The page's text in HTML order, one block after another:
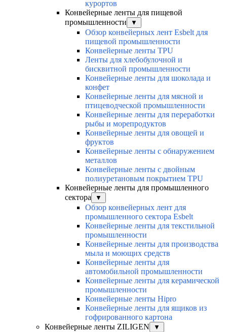
курортов
Конвейерные ленты для пищевой
промышленности
▼
Обзор конвейерных лент Esbelt для
пищевой промышленности
Конвейерные ленты TPU
Ленты для хлебобулочной и
бисквитной промышленности
Конвейерные ленты для шоколада и
конфет
Конвейерные ленты для мясной и
птицеводческой промышленности
Конвейерные ленты для переработки
рыбы и морепродуктов
Конвейерные ленты для овощей и
фруктов
Конвейерные ленты с обнаружением
металлов
Конвейерные ленты с двойным
полиуретановым покрытием TPU
Конвейерные ленты для промышленного
сектора
▼
Обзор конвейерных лент для
промышленного сектора Esbelt
Конвейерные ленты для текстильной
промышленности
Конвейерные ленты для производства
мыла и моющих средств
Конвейерные ленты для
автомобильной промышленности
Конвейерные ленты для керамической
промышленности
Конвейерные ленты Hipro
Конвейерные ленты для ящиков из
гофрированного картона
Конвейерные ленты ZILIGEN
▼